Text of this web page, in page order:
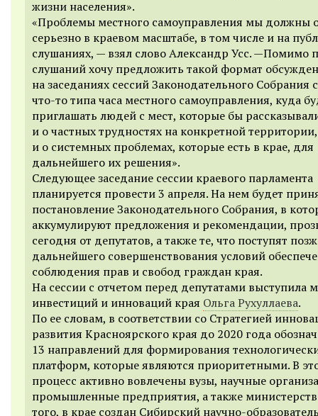
жизни населения».
«Проблемы местного самоуправления мы должны
серьезно в краевом масштабе, в том числе и на
слушаниях, — взял слово Александр Усс. —Помимо
слушаний хочу предложить такой формат
на заседаниях сессий Законодательного Собрания
что-то типа часа местного самоуправления, куда
приглашать людей с мест, которые бы
и о частных трудностях на конкретной территории,
и о системных проблемах, которые есть в крае, для
дальнейшего их решения».
Следующее заседание сессии краевого парламента
планируется провести 3 апреля. На нем будет
постановление Законодательного Собрания, в
аккумулируют предложения и рекомендации,
сегодня от депутатов, а также те, что поступят
дальнейшего совершенствования условий
соблюдения прав и свобод граждан края.
На сессии с отчетом перед депутатами выступила
инвестиций и инноваций края Ольга Рухуллаева.
По ее словам, в соответствии со Стратегией
развития Красноярского края до 2020 года
13 направлений для формирования
платформ, которые являются приоритетными. В
процесс активно вовлечены вузы, научные
промышленные предприятия, а также
того, в крае создан Сибирский научно-